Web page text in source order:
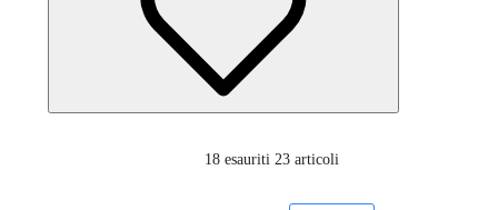
18 esauriti 23 articoli